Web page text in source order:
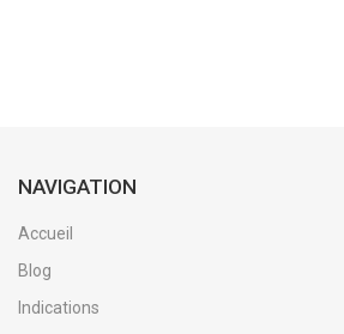
NAVIGATION
Accueil
Blog
Indications